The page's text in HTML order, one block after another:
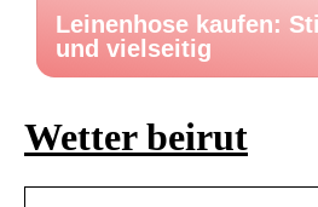
Leinenhose kaufen:
und vielseitig
Wetter beirut